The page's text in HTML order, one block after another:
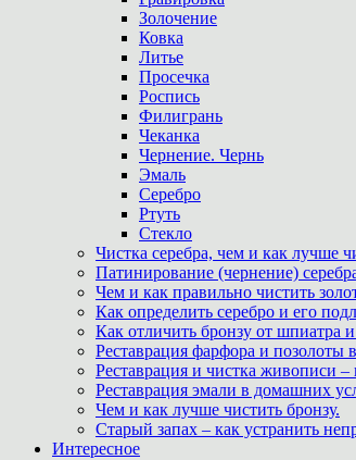
Золочение
Ковка
Литье
Просечка
Роспись
Филигрань
Чеканка
Чернение. Чернь
Эмаль
Серебро
Ртуть
Стекло
Чистка серебра, чем и как лучше
Патинирование (чернение)
Чем и как правильно чистить
Как определить серебро и его
Как отличить бронзу от шпиатра
Реставрация фарфора и позолоты
Реставрация и чистка живописи –
Реставрация эмали в домашних
Чем и как лучше чистить бронзу.
Старый запах – как устранить
Интересное